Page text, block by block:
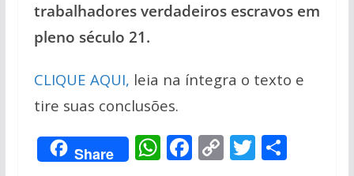
trabalhadores verdadeiros escravos em
pleno século 21.
CLIQUE AQUI, leia na íntegra o texto e
tire suas conclusões.
Share W F C T S